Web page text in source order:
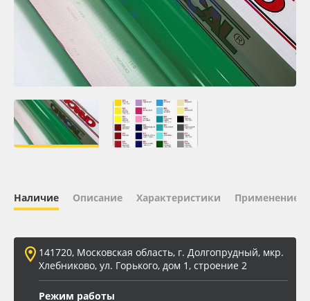
Oracal 641
Orajet 3640
ПЭТ листовой
Вспененный ПВХ
Баннер
Заготовки для сувениров
Наличие Описание Характеристики Применение
141720, Московская область, г. Долгопрудный, мкр.
Хлебниково, ул. Горького, дом 1, строение 2
Режим работы